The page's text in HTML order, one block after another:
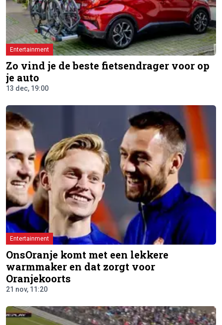
Entertainment
Zo vind je de beste fietsendrager voor op
je auto
13 dec, 19:00
Entertainment
OnsOranje komt met een lekkere
warmmaker en dat zorgt voor
Oranjekoorts
21 nov, 11:20